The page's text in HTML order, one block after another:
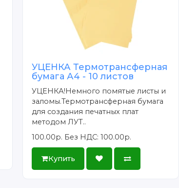
УЦЕНКА Термотрансферная
бумага А4 - 10 листов
УЦЕНКА!Немного помятые листы и
заломы.Термотрансферная бумага
для создания печатных плат
методом ЛУТ..
100.00р. Без НДС: 100.00р.
Купить